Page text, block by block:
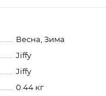
Весна, Зима
Jiffy
Jiffy
0.44 кг